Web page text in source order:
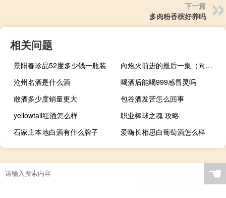
下一篇
多肉粉香槟好养吗
相关问题
景阳春珍品52度多少钱一瓶装
向炮火前进的最后一集（向炮火中前进）
沧州名酒是什么酒
喝酒后能喝999感冒灵吗
散酒多少度销量更大
包谷酒发苦怎么回事
yellowtail红酒怎么样
职业棒球之魂 攻略
石家庄本地白酒有什么牌子
爱嗨长相思白葡萄酒怎么样
☚